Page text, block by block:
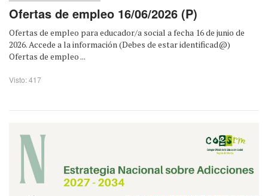
Ofertas de empleo 16/06/2026 (P)
Ofertas de empleo para educador/a social a fecha 16 de junio de
2026. Accede a la información (Debes de estar identificad@)
Ofertas de empleo ...
Visto: 417